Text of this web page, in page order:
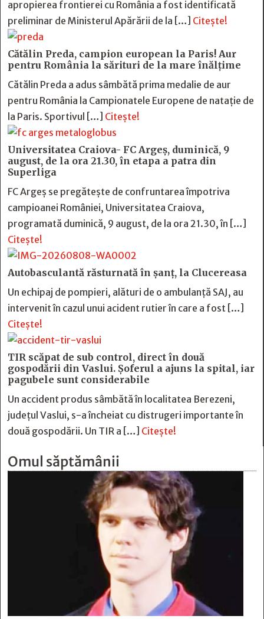
apropierea frontierei cu România a fost identificată
preliminar de Ministerul Apărării de la […] Citește!
Cătălin Preda, campion european la Paris! Aur
pentru România la sărituri de la mare înălțime
Cătălin Preda a adus sâmbătă prima medalie de aur
pentru România la Campionatele Europene de natație de
la Paris. Sportivul […] Citește!
Universitatea Craiova- FC Argeș, duminică, 9
august, de la ora 21.30, în etapa a patra din
Superliga
FC Argeș se pregătește de confruntarea împotriva
campioanei României, Universitatea Craiova,
programată duminică, 9 august, de la ora 21.30, în […]
Citește!
Autobasculantă răsturnată în șanț, la Clucereasa
Un echipaj de pompieri, alături de o ambulanță SAJ, au
intervenit în cazul unui acident rutier în care a fost […]
Citește!
TIR scăpat de sub control, direct în două
gospodării din Vaslui. Șoferul a ajuns la spital, iar
pagubele sunt considerabile
Un accident produs sâmbătă în localitatea Berezeni,
județul Vaslui, s-a încheiat cu distrugeri importante în
două gospodării. Un TIR a […] Citește!
Omul săptămânii